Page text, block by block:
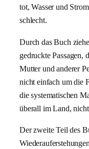
tot, Wasser und
schlecht.
Durch das Buch
gedruckte Passagen,
Mutter und anderer
nicht einfach um die
die systematischen
überall im Land,
Der zweite Teil des